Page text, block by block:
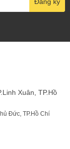
Xuân, TP.Hồ
Đức, TP.Hồ Chí